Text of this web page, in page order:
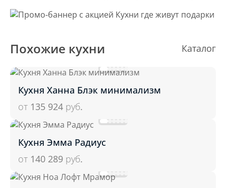
Похожие кухни Каталог
Кухня Ханна Блэк минимализм
от 135 924 руб.
Кухня Эмма Радиус
от 140 289 руб.